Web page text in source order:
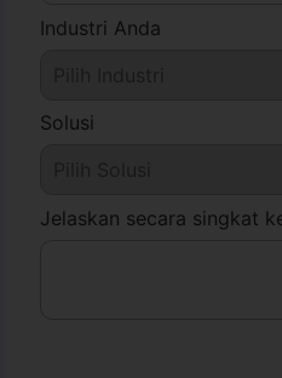
Industri Anda
Solusi
Jelaskan secara singkat